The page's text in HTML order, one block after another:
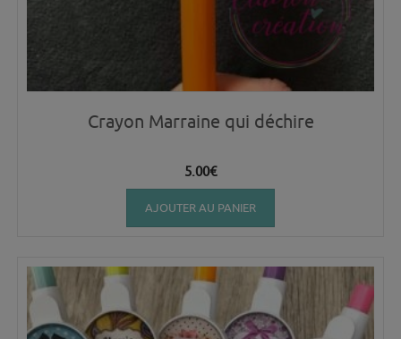
Crayon Marraine qui déchire
5.00€
AJOUTER AU PANIER